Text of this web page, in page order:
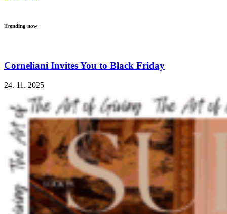
Trending now
Corneliani Invites You to Black Friday
24. 11. 2025